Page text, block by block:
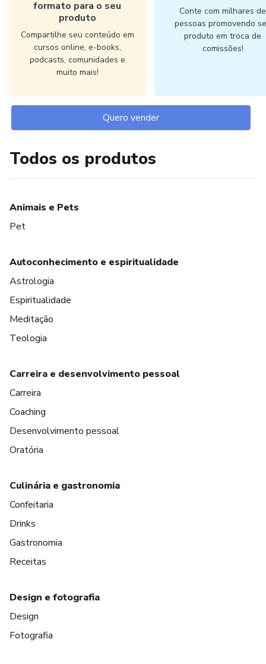
formato para o seu
produto
Compartilhe seu conteúdo em
cursos online, e-books,
podcasts, comunidades e
muito mais!
Conte com milhares de
pessoas promovendo
produto em troca de
comissões!
Quero vender
Todos os produtos
Animais e Pets
Pet
Autoconhecimento e espiritualidade
Astrologia
Espiritualidade
Meditação
Teologia
Carreira e desenvolvimento pessoal
Carreira
Coaching
Desenvolvimento pessoal
Oratória
Culinária e gastronomia
Confeitaria
Drinks
Gastronomia
Receitas
Design e fotografia
Design
Fotografia